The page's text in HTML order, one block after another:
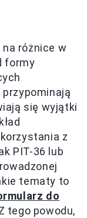
różnice w
formy
się wyjątki
z
PIT-36 lub
tematy to
do
tego powodu,